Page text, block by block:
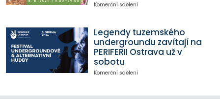
Komerční sdělení
Legendy tuzemského
undergroundu zavítají na
PERIFERII Ostrava už v
sobotu
Komerční sdělení